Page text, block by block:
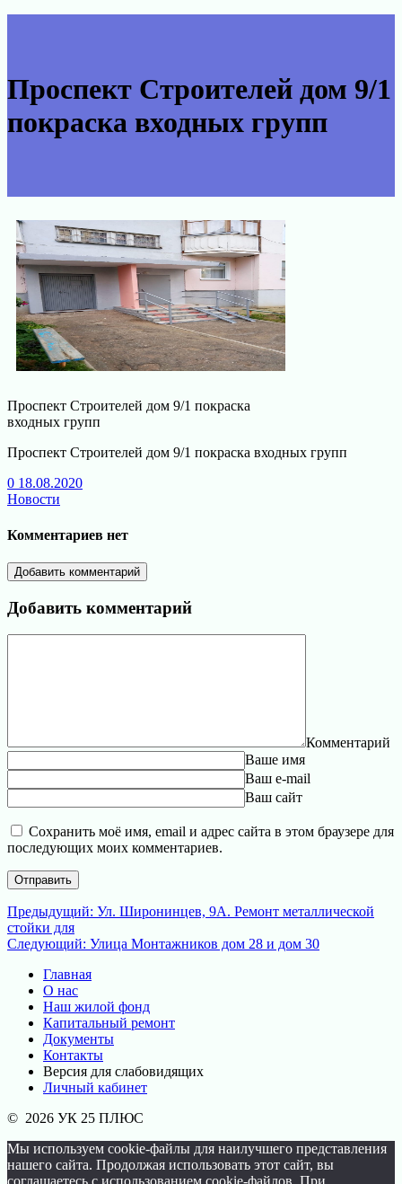
Проспект Строителей дом 9/1
покраска входных групп
Проспект Строителей дом 9/1 покраска
входных групп
Проспект Строителей дом 9/1 покраска входных групп
0 18.08.2020
Новости
Комментариев нет
Добавить комментарий
Добавить комментарий
Комментарий
Ваше имя
Ваш e-mail
Ваш сайт
Сохранить моё имя, email и адрес сайта в этом браузере для
последующих моих комментариев.
Навигация
по
записям
Предыдущий: Предыдущая
Ул. Широнинцев, 9А. Ремонт металлической
стойки для
Следующий: Следующая
Улица Монтажников дом 28 и дом 30
Главная
О нас
Наш жилой фонд
Капитальный ремонт
Документы
Контакты
Версия для слабовидящих
Личный кабинет
© 2026 УК 25 ПЛЮС
Мы используем cookie-файлы для наилучшего представления
нашего сайта. Продолжая использовать этот сайт, вы